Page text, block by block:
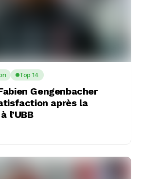
Top 14
Gengenbacher
après la
l’UBB